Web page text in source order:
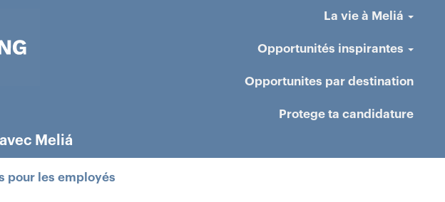
La vie à Meliá
Opportunités inspirantes
Opportunites par destination
Protege ta candidature
Meliá
pour les employés